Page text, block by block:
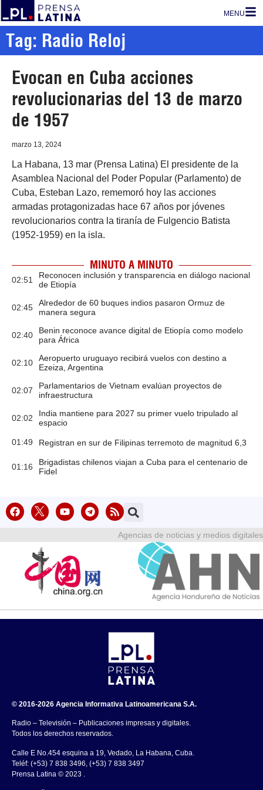
MENU
Tag: Radio Reloj
Evocan en Cuba acciones
revolucionarias del 13 de marzo
de 1957
marzo 13, 2024
La Habana, 13 mar (Prensa Latina) El presidente de la
Asamblea Nacional del Poder Popular (Parlamento) de
Cuba, Esteban Lazo, rememoró hoy las acciones
armadas protagonizadas hace 67 años por jóvenes
revolucionarios contra la tiranía de Fulgencio Batista
(1952-1959) en la isla.
MINUTO A MINUTO
02:51
Reconocen inclusión y transparencia en diálogo nacional
de Etiopía
02:45
Alrededor de 60 buques indios pasaron Ormuz de
manera segura
02:40
Benin reconoce avance digital de Etiopía como modelo
para África
02:10
Aeropuerto uruguayo recibirá vuelos con destino a
Ezeiza, Argentina
02:07
Parlamentarios de Vietnam evalúan proyectos de
infraestructura
02:02
India mantiene para 2027 su primer vuelo tripulado al
espacio
01:49 Registran en sur de Filipinas terremoto de magnitud 6,3
01:16
Brigadistas chilenos viajan a Cuba para el centenario de
Fidel
Agencias de noticias y medios digitales
© 2016-2026 Agencia Informativa Latinoamericana S.A.
Radio – Televisión – Publicaciones impresas y digitales.
Todos los derechos reservados.
Calle E No.454 esquina a 19, Vedado, La Habana, Cuba.
Teléf: (+53) 7 838 3496, (+53) 7 838 3497
Prensa Latina © 2023 .